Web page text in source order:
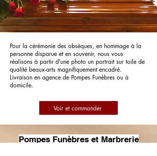
Pour la cérémonie des obsèques, en hommage à la
personne disparue et en souvenir, nous vous
réalisons à partir d'une photo un portrait sur toile de
qualité beaux-arts magnifiquement encadré.
Livraison en agence de Pompes Funèbres ou à
domicile.
Voir et commander
Pompes Funèbres et Marbrerie